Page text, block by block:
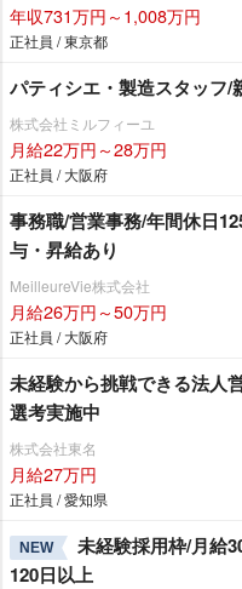
年収731万円～1,008万円
正社員 / 東京都
パティシエ・製造スタッフ/
株式会社ミルフィーユ
月給22万円～28万円
正社員 / 大阪府
事務職/営業事務/年間休日
与・昇給あり
MeilleureVie株式会社
月給26万円～50万円
正社員 / 大阪府
未経験から挑戦できる法人
選考実施中
株式会社東名
月給27万円
正社員 / 愛知県
NEW
未経験採用枠/月給
120日以上